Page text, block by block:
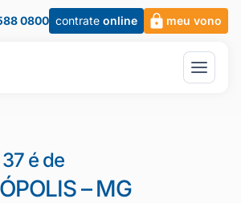
0800 contrate online meu vono
é de
– MG